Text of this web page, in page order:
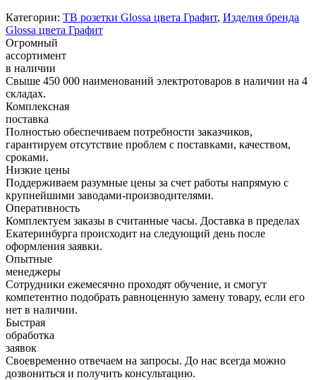
Категории: ТВ розетки Glossa цвета Графит, Изделия бренда
Glossa цвета Графит
Огромный
ассортимент
в наличии
Свыше 450 000 наименований электротоваров в наличии на 4
складах.
Комплексная
поставка
Полностью обеспечиваем потребности заказчиков,
гарантируем отсутствие проблем с поставками, качеством,
сроками.
Низкие цены
Поддерживаем разумные цены за счет работы напрямую с
крупнейшими заводами-производителями.
Оперативность
Комплектуем заказы в считанные часы. Доставка в пределах
Екатеринбурга происходит на следующий день после
оформления заявки.
Опытные
менеджеры
Сотрудники ежемесячно проходят обучение, и смогут
компетентно подобрать равноценную замену товару, если его
нет в наличии.
Быстрая
обработка
заявок
Своевременно отвечаем на запросы. До нас всегда можно
дозвониться и получить консультацию.